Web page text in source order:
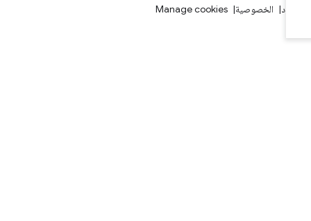
الخصوصية Manage cookies